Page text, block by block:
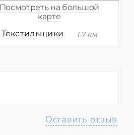
Посмотреть на большой
карте
Текстильщики
1.7 км
Оставить отзыв